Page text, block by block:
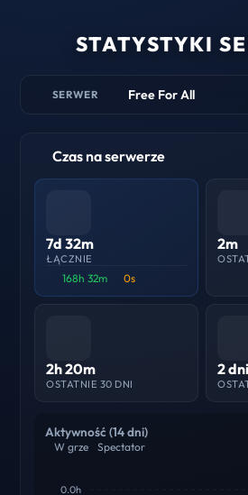
STATYSTYKI
SERWER Free For All
Czas na serwerze
7d 32m
ŁĄCZNIE
168h 32m 0s
2m
2h 20m
OSTATNIE 30 DNI
2
Aktywność (14 dni)
W grze Spectator
0.0h